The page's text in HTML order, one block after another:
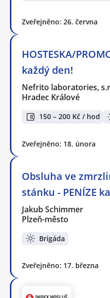
Zveřejněno: 26. června
HOSTESKA/
každý den!
Nefrito laboratories,
Hradec Králové
150 – 200 Kč / hod
Zveřejněno: 18. února
Obsluha ve
stánku - PENÍZE
Jakub Schimmer
Plzeň-město
Brigáda
Zveřejněno: 17. března